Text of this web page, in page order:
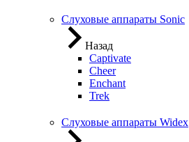
Слуховые аппараты Sonic
Назад
Captivate
Cheer
Enchant
Trek
Слуховые аппараты Widex